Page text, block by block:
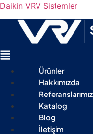
Daikin VRV Sistemler
Menu
Ürünler
Hakkımızda
Referanslarımız
Katalog
Blog
İletişim